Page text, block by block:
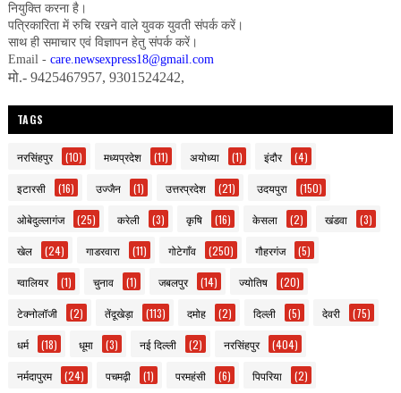
नियुक्ति करना है।
पत्रिकारिता में रुचि रखने वाले युवक युवती संपर्क करें।
साथ ही समाचार एवं विज्ञापन हेतु संपर्क करें।
Email - care.newsexpress18@gmail.com
मो.- 9425467957, 9301524242,
TAGS
नरसिंहपुर (10) मध्यप्रदेश (11) अयोध्या (1) इंदौर (4)
इटारसी (16) उज्जैन (1) उत्तरप्रदेश (21) उदयपुरा (150)
ओबेदुल्लागंज (25) करेली (3) कृषि (16) केसला (2) खंडवा (3)
खेल (24) गाडरवारा (11) गोटेगाँव (250) गौहरगंज (5)
ग्वालियर (1) चुनाव (1) जबलपुर (14) ज्योतिष (20)
टेक्नोलॉजी (2) तेंदूखेड़ा (113) दमोह (2) दिल्ली (5) देवरी (75)
धर्म (18) धूमा (3) नई दिल्ली (2) नरसिंहपुर (404)
नर्मदापुरम (24) पचमढ़ी (1) परमहंसी (6) पिपरिया (2)